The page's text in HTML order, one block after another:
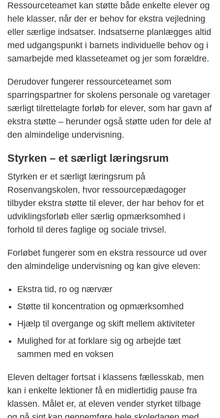
Ressourceteamet kan støtte både enkelte elever og
hele klasser, når der er behov for ekstra vejledning
eller særlige indsatser. Indsatserne planlægges altid
med udgangspunkt i barnets individuelle behov og i
samarbejde med klasseteamet og jer som forældre.
Derudover fungerer ressourceteamet som
sparringspartner for skolens personale og varetager
særligt tilrettelagte forløb for elever, som har gavn af
ekstra støtte – herunder også støtte uden for dele af
den almindelige undervisning.
Styrken – et særligt læringsrum
Styrken er et særligt læringsrum på
Rosenvangskolen, hvor ressourcepædagoger
tilbyder ekstra støtte til elever, der har behov for et
udviklingsforløb eller særlig opmærksomhed i
forhold til deres faglige og sociale trivsel.
Forløbet fungerer som en ekstra ressource ud over
den almindelige undervisning og kan give eleven:
Ekstra tid, ro og nærvær
Støtte til koncentration og opmærksomhed
Hjælp til overgange og skift mellem aktiviteter
Mulighed for at forklare sig og arbejde tæt
sammen med en voksen
Eleven deltager fortsat i klassens fællesskab, men
kan i enkelte lektioner få en midlertidig pause fra
klassen. Målet er, at eleven vender styrket tilbage